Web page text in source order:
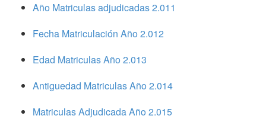
Año Matriculas adjudicadas 2.011
Fecha Matriculación Año 2.012
Edad Matriculas Año 2.013
Antiguedad Matriculas Año 2.014
Matriculas Adjudicada Año 2.015